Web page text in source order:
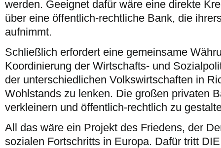
werden. Geeignet dafür wäre eine direkte
über eine öffentlich-rechtliche Bank, die
aufnimmt.
Schließlich erfordert eine gemeinsame
Koordinierung der Wirtschafts- und
der unterschiedlichen Volkswirtschaften in
Wohlstands zu lenken. Die großen privaten
verkleinern und öffentlich-rechtlich zu
All das wäre ein Projekt des Friedens, der
sozialen Fortschritts in Europa. Dafür tritt